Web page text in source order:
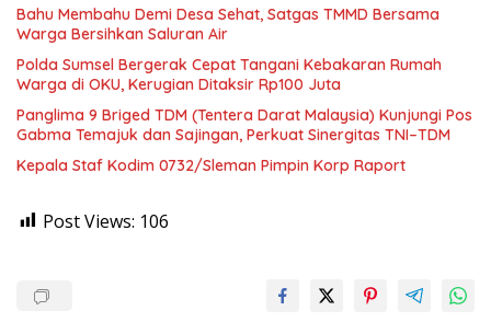
Bahu Membahu Demi Desa Sehat, Satgas TMMD Bersama
Warga Bersihkan Saluran Air
Polda Sumsel Bergerak Cepat Tangani Kebakaran Rumah
Warga di OKU, Kerugian Ditaksir Rp100 Juta
Panglima 9 Briged TDM (Tentera Darat Malaysia) Kunjungi Pos
Gabma Temajuk dan Sajingan, Perkuat Sinergitas TNI–TDM
Kepala Staf Kodim 0732/Sleman Pimpin Korp Raport
Post Views: 106